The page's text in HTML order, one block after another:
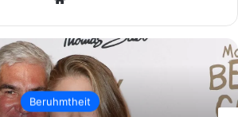
Beruhmtheit